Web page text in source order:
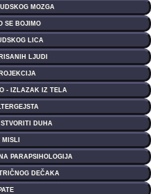
MOZGA
SE BOJIMO
LICA
LJUDI
- IZLAZAK IZ TELA
DUHA
PARAPSIHOLOGIJA
DEČAKA